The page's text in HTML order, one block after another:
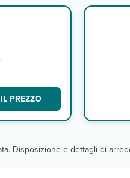
PREZZO
Disposizione e dettagli di